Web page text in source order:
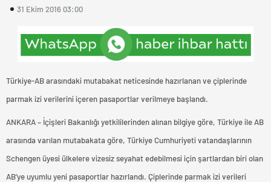
31 Ekim 2016 03:00
Türkiye-AB arasındaki mutabakat neticesinde hazırlanan ve çiplerinde
parmak izi verilerini içeren pasaportlar verilmeye başlandı.
ANKARA – İçişleri Bakanlığı yetkililerinden alınan bilgiye göre, Türkiye ile AB
arasında varılan mutabakata göre, Türkiye Cumhuriyeti vatandaşlarının
Schengen üyesi ülkelere vizesiz seyahat edebilmesi için şartlardan biri olan
AB’ye uyumlu yeni pasaportlar hazırlandı. Çiplerinde parmak izi verileri